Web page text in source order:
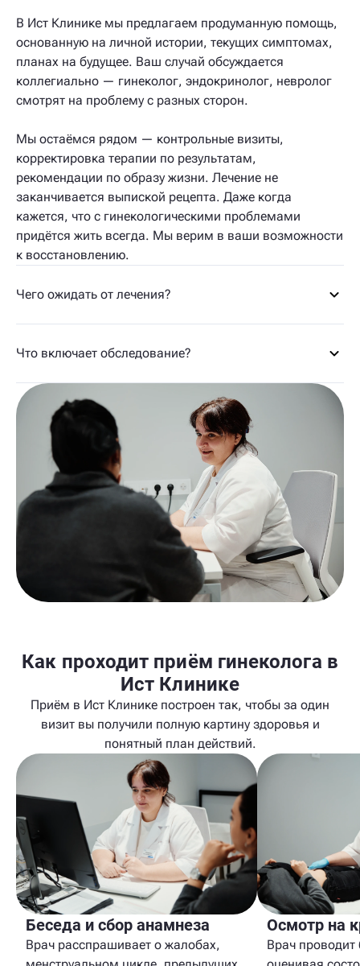
В Ист Клинике мы предлагаем продуманную помощь,
основанную на личной истории, текущих симптомах,
планах на будущее. Ваш случай обсуждается
коллегиально — гинеколог, эндокринолог, невролог
смотрят на проблему с разных сторон.
Мы остаёмся рядом — контрольные визиты,
корректировка терапии по результатам,
рекомендации по образу жизни. Лечение не
заканчивается выпиской рецепта. Даже когда
кажется, что с гинекологическими проблемами
придётся жить всегда. Мы верим в ваши возможности
к восстановлению.
Чего ожидать от лечения?
Что включает обследование?
Как проходит приём гинеколога в
Ист Клинике
Приём в Ист Клинике построен так, чтобы за один
визит вы получили полную картину здоровья и
понятный план действий.
Беседа и сбор анамнеза
Врач расспрашивает о жалобах,
Осмотр на
Врач